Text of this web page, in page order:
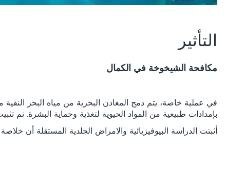
التأثير
مكافحة الشيخوخة في الكمال
بإمدادات طبيعية من المواد الحيوية لتغذية وحماية البشرة. تم
أثبتت الدراسة البيوفيزيائية والامراض الجلدية المستقلة أن خلاصة Celumer البحرية تحقق النتائج التالية بعد أربعة اسابيع فقط: